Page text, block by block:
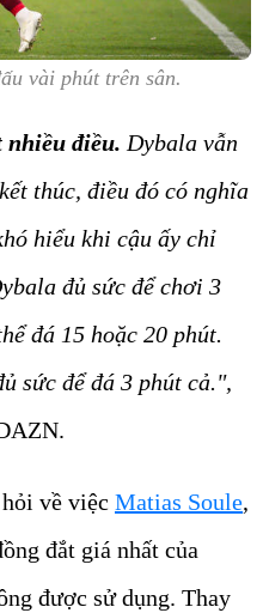
vài phút trên sân.
điều. Dybala vẫn
thúc, điều đó có nghĩa
hiểu khi cậu ấy chỉ
đủ sức để chơi 3
đá 15 hoặc 20 phút.
sức để đá 3 phút cả.",
về việc Matias Soule,
đắt giá nhất của
được sử dụng. Thay